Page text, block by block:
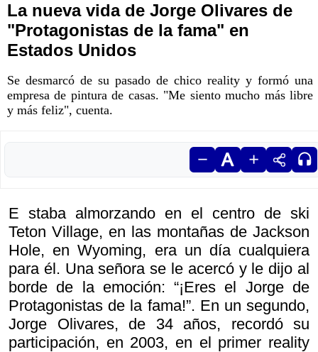
La nueva vida de Jorge Olivares de
"Protagonistas de la fama" en
Estados Unidos
Se desmarcó de su pasado de chico reality y formó una
empresa de pintura de casas. "Me siento mucho más libre
y más feliz", cuenta.
E staba almorzando en el centro de ski
Teton Village, en las montañas de Jackson
Hole, en Wyoming, era un día cualquiera
para él. Una señora se le acercó y le dijo al
borde de la emoción: “¡Eres el Jorge de
Protagonistas de la fama!”. En un segundo,
Jorge Olivares, de 34 años, recordó su
participación, en 2003, en el primer reality